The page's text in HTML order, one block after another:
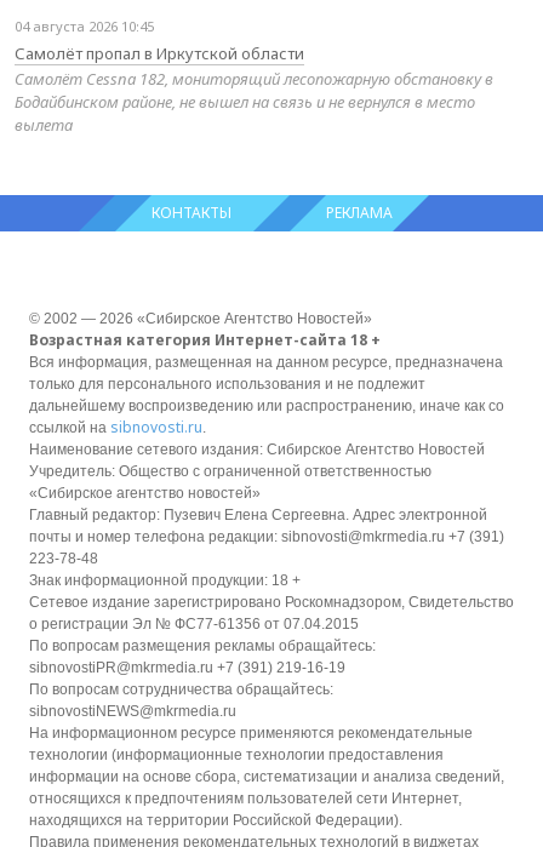
04 августа 2026 10:45
Самолёт пропал в Иркутской области
Самолёт Cessna 182, мониторящий лесопожарную обстановку в
Бодайбинском районе, не вышел на связь и не вернулся в место
вылета
КОНТАКТЫ РЕКЛАМА
© 2002 — 2026 «Сибирское Агентство Новостей»
Возрастная категория Интернет-сайта 18 +
Вся информация, размещенная на данном ресурсе, предназначена
только для персонального использования и не подлежит
дальнейшему воспроизведению или распространению, иначе как со
ссылкой на sibnovosti.ru
Наименование сетевого издания: Сибирское Агентство Новостей
Учредитель: Общество с ограниченной ответственностью
«Сибирское агентство новостей»
Главный редактор: Пузевич Елена Сергеевна. Адрес электронной
почты и номер телефона редакции: sibnovosti@mkrmedia.ru +7 (391)
223-78-48
Знак информационной продукции: 18 +
Сетевое издание зарегистрировано Роскомнадзором, Свидетельство
о регистрации Эл № ФС77-61356 от 07.04.2015
По вопросам размещения рекламы обращайтесь:
sibnovostiPR@mkrmedia.ru +7 (391) 219-16-19
По вопросам сотрудничества обращайтесь:
sibnovostiNEWS@mkrmedia.ru
На информационном ресурсе применяются рекомендательные
технологии (информационные технологии предоставления
информации на основе сбора, систематизации и анализа сведений,
относящихся к предпочтениям пользователей сети Интернет,
находящихся на территории Российской Федерации).
Правила применения рекомендательных технологий в виджетах